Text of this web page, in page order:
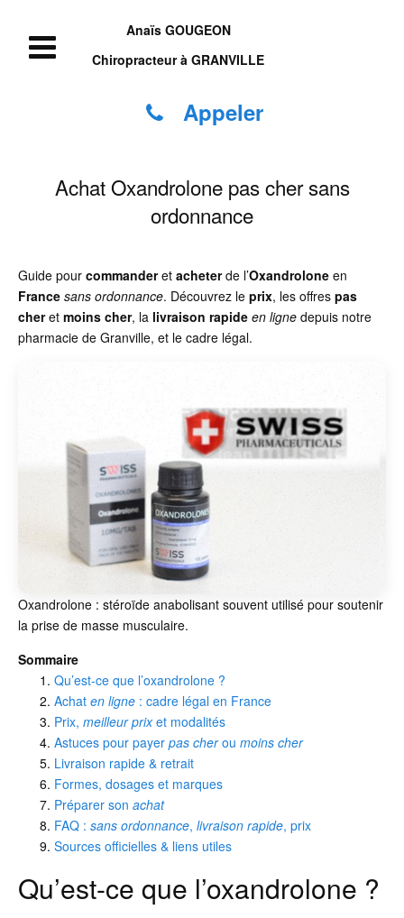
Anaïs GOUGEON
Chiropracteur à GRANVILLE
Appeler
Achat Oxandrolone pas cher sans
ordonnance
Guide pour commanderet acheterde l’Oxandrolone en
France sans ordonnance. Découvrez le prix, les offres pas
cheret moins cher, la livraison rapide en ligne depuis notre
pharmacie de Granville, et le cadre légal.
Oxandrolone : stéroïde anabolisant souvent utilisé pour soutenir
la prise de masse musculaire.
Sommaire
Qu’est-ce que l’oxandrolone ?
Achat en ligne : cadre légal en France
Prix, meilleur prixet modalités
Astuces pour payer pas cherou moins cher
Livraison rapide & retrait
Formes, dosages et marques
Préparer son achat
FAQ : sans ordonnance, livraison rapide, prix
Sources officielles & liens utiles
Qu’est-ce que l’oxandrolone ?